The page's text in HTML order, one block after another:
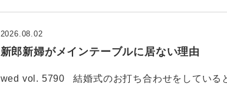
新郎新婦がメインテーブルに居ない理由
2026.08.02
wed vol. 5790 結婚式のお打ち合わせをしている